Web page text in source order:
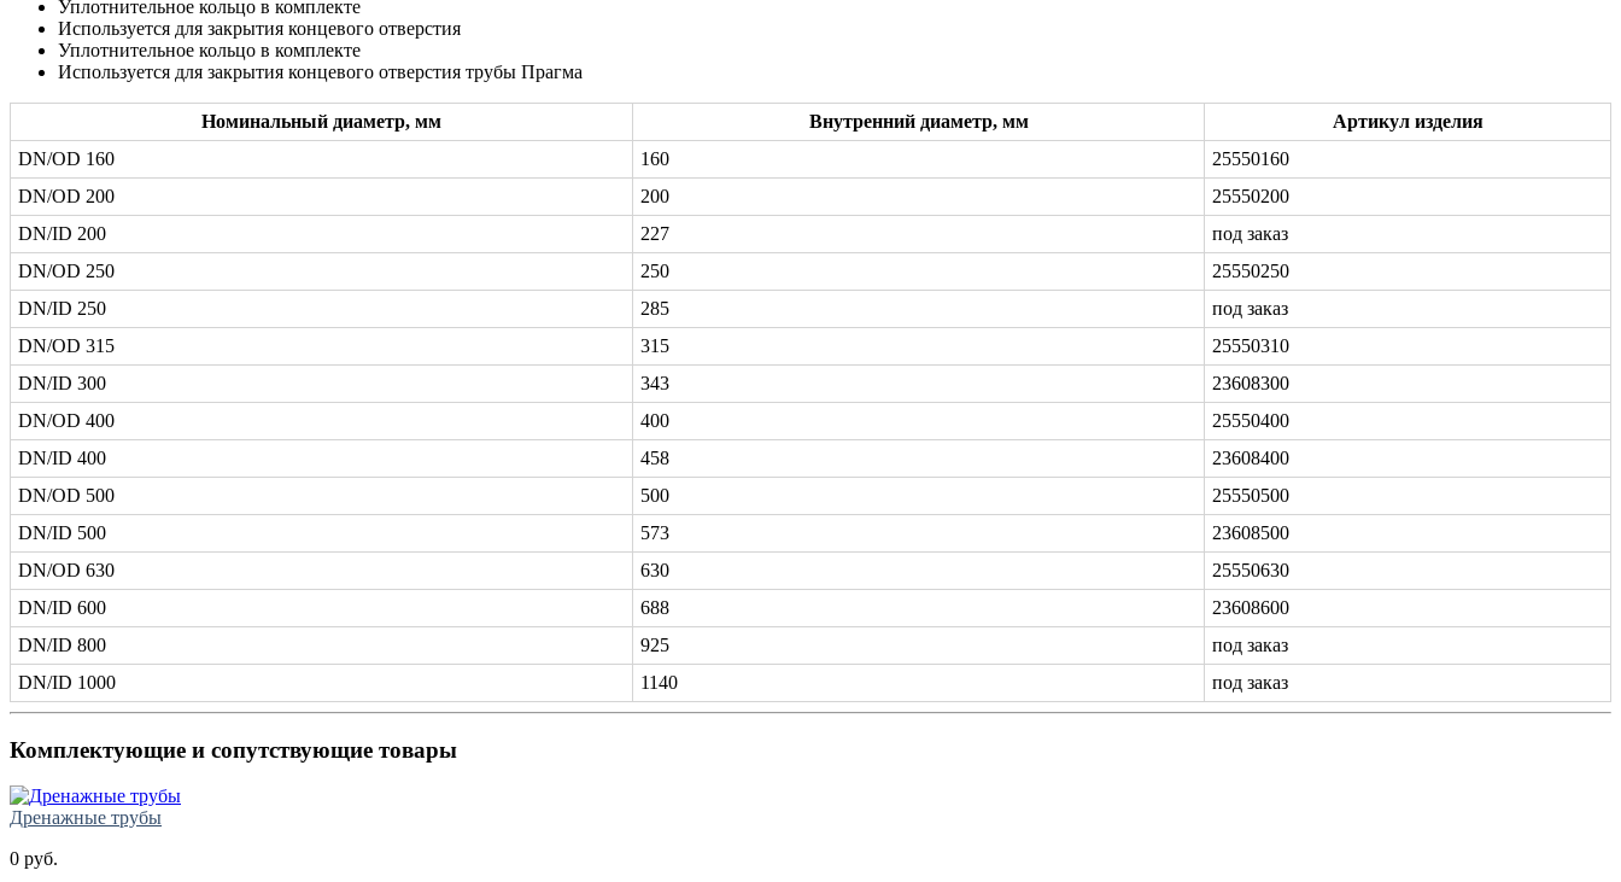
Уплотнительное кольцо в комплекте
Используется для закрытия концевого отверстия
Уплотнительное кольцо в комплекте
Используется для закрытия концевого отверстия трубы Прагма
Номинальный диаметр, мм Внутренний диаметр, мм
Артикул изделия
DN/OD 160
160
25550160
DN/OD 200
200
25550200
DN/ID 200
227
под заказ
DN/OD 250
250
25550250
DN/ID 250
285
под заказ
DN/OD 315
315
25550310
DN/ID 300
343
23608300
DN/OD 400
400
25550400
DN/ID 400
458
23608400
DN/OD 500
500
25550500
DN/ID 500
573
23608500
DN/OD 630
630
25550630
DN/ID 600
688
23608600
DN/ID 800
925
под заказ
DN/ID 1000
1140 под заказ
Комплектующие и сопутствующие товары
Дренажные трубы
0 руб.